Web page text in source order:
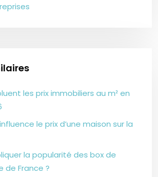
les prix immobiliers au m² en
le prix d’une maison sur la
la popularité des box de
de France ?